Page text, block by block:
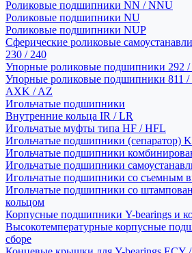
Роликовые подшипники NN / NNU
Роликовые подшипники NU
Роликовые подшипники NUP
Сферические роликовые
230 / 240
Упорные роликовые подшипники 292 /
Упорные роликовые подшипники 811 /
AXK / AZ
Игольчатые подшипники
Внутренние кольца IR / LR
Игольчатые муфты типа HF / HFL
Игольчатые подшипники (сепаратор)
Игольчатые подшипники
Игольчатые подшипники
Игольчатые подшипники со съемным
Игольчатые подшипники со
кольцом
Корпусные подшипники Y-bearings и
Высокотемпературные корпусные
сборе